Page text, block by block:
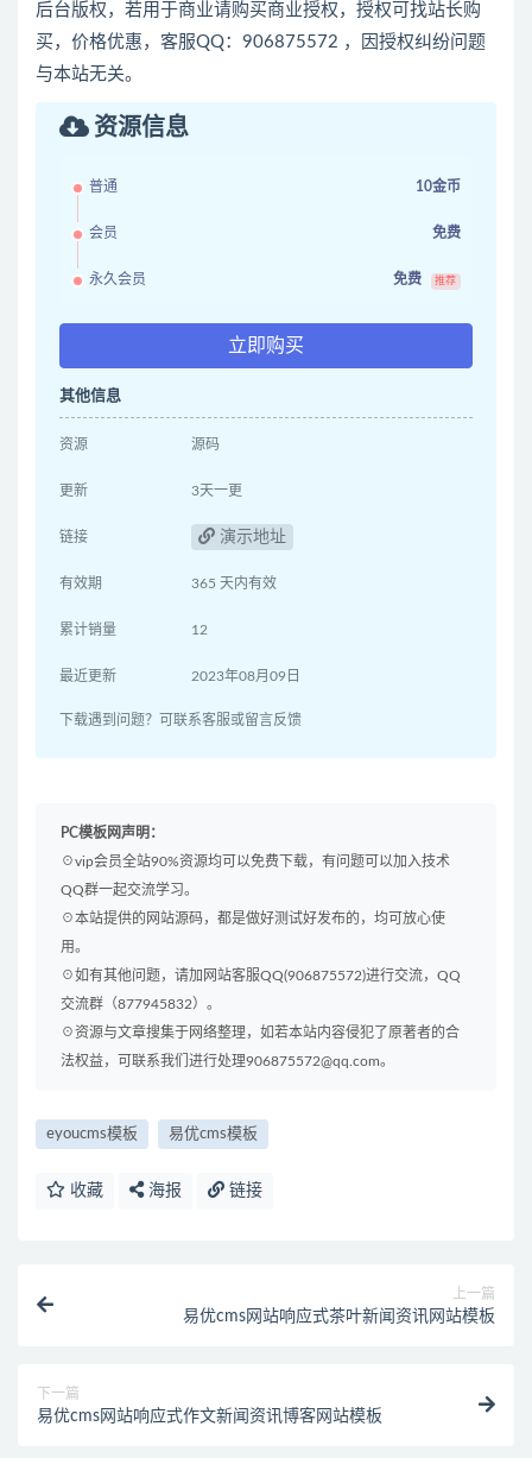
后台版权，若用于商业请购买商业授权，授权可找站长购
买，价格优惠，客服QQ：906875572 ，因授权纠纷问题
与本站无关。
资源信息
普通 10金币
会员 免费
永久会员 免费 推荐
立即购买
其他信息
资源 源码
更新 3天一更
链接 演示地址
有效期 365 天内有效
累计销量 12
最近更新 2023年08月09日
下载遇到问题？可联系客服或留言反馈
PC模板网声明：
☉vip会员全站90%资源均可以免费下载，有问题可以加入技术
QQ群一起交流学习。
☉本站提供的网站源码，都是做好测试好发布的，均可放心使
用。
☉如有其他问题，请加网站客服QQ(906875572)进行交流，QQ
交流群（877945832）。
☉资源与文章搜集于网络整理，如若本站内容侵犯了原著者的合
法权益，可联系我们进行处理906875572@qq.com。
eyoucms模板 易优cms模板
收藏 海报 链接
上一篇
易优cms网站响应式茶叶新闻资讯网站模板
下一篇
易优cms网站响应式作文新闻资讯博客网站模板